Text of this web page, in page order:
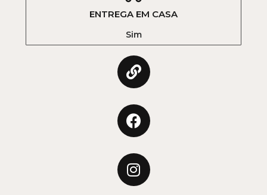
ENTREGA EM CASA
Sim